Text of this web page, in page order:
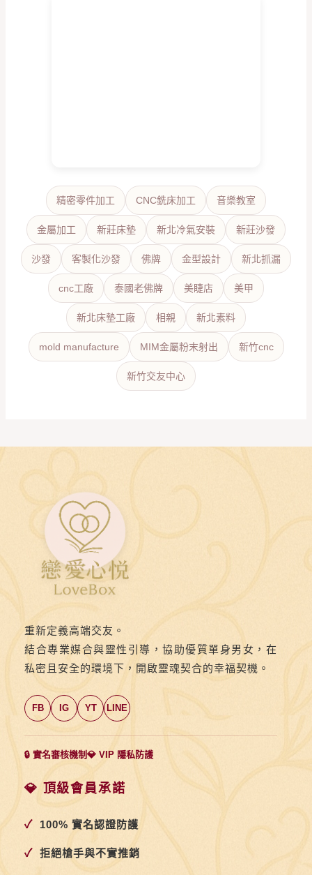
精密零件加工 CNC銑床加工 音樂教室
金屬加工 新莊床墊 新北冷氣安裝 新莊沙發
沙發 客製化沙發 佛牌 金型設計 新北抓漏
cnc工廠 泰國老佛牌 美睫店 美甲
新北床墊工廠 相親 新北素料
mold manufacture MIM金屬粉末射出 新竹cnc
新竹交友中心
重新定義高端交友。
結合專業媒合與靈性引導，協助優質單身男女，在
私密且安全的環境下，開啟靈魂契合的幸福契機。
FB IG YT LINE
🔒 實名審核機制💎 VIP 隱私防護
💎 頂級會員承諾
✓ 100% 實名認證防護
✓ 拒絕槍手與不實推銷